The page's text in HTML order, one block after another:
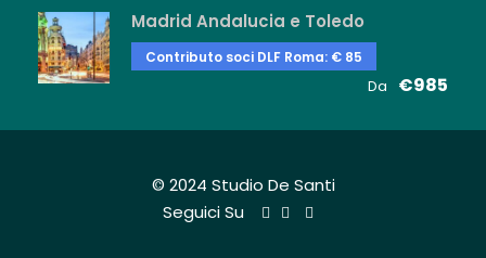
Madrid Andalucia e Toledo
Contributo soci DLF Roma: € 85
Da €985
© 2024 Studio De Santi
Seguici Su